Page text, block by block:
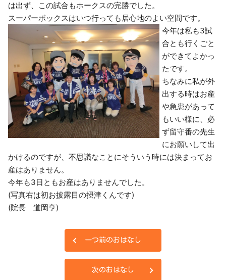
は出ず、この試合もホークスの完勝でした。
スーパーボックスはいつ行っても居心地のよい空間です。
今年は私も3試
合とも行くごと
ができてよかっ
たです。
ちなみに私が外
出する時はお産
や急患があって
もいい様に、必
ず留守番の先生
にお願いして出
かけるのですが、不思議なことにそういう時には決まってお
産はありません。
今年も3日ともお産はありませんでした。
(写真右は初お披露目の摂津くんです)
(院長 道岡亨)
一つ前のおはなし
次のおはなし